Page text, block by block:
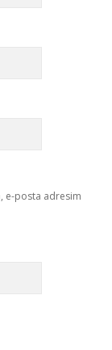
e-posta adresim